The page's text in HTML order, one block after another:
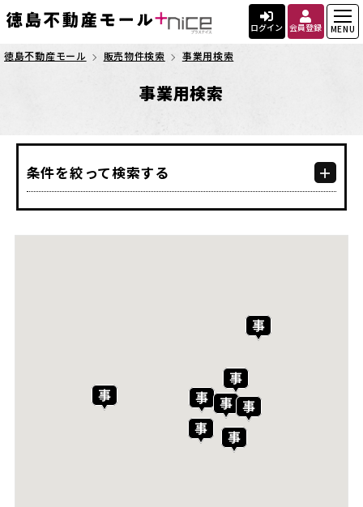
ログイン 会員登録 MENU
徳島不動産モール 販売物件検索 事業用検索
事業用検索
条件を絞って検索する